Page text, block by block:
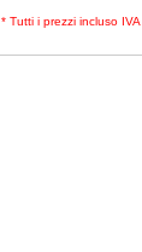
* Tutti i prezzi incluso IVA